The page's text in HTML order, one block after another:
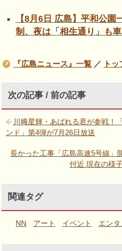
【8月6日 広島】平和公園
制、夜は「相生通り」も
『広島ニュース』一覧 ／ ト
次の記事 / 前の記事
川﨑星輝・あばれる君が参戦！
ンド」第4弾が7月26日放送
長かった工事「広島高速5号線」
付近 現在の様
関連タグ
NN アート イベント エンタ